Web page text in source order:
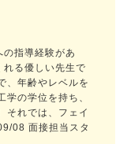
指導経験があ
れる優しい先生で
、年齢やレベルを
の学位を持ち、
それでは、フェイ
08 面接担当スタ